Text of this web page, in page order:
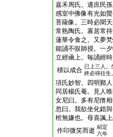
嘉禾周氏。適庶民
感室中佛像有光如
菩薩像。三時必聞
常熟陶氏。寡居常
蓮華令食之。又夢
能誦不假師授。一
立經凾上。毎誦經
積以成合 已上三人。
終必得往生
項氏妙智。四明鄞
同居楊氏菴。見人
女尼曰。多有尼僧
忽曰。我欲坐化錯
棺無嫌也。母喜諷
作印微笑而逝 紹定
六年